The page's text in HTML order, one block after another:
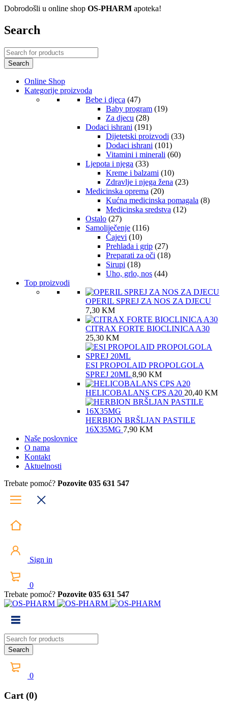
Dobrodošli u online shop OS-PHARM apoteka!
Search
Online Shop
Kategorije proizvoda
Bebe i djeca (47)
Baby program (19)
Za djecu (28)
Dodaci ishrani (191)
Dijetetski proizvodi (33)
Dodaci ishrani (101)
Vitamini i minerali (60)
Ljepota i njega (33)
Kreme i balzami (10)
Zdravlje i njega žena (23)
Medicinska oprema (20)
Kućna medicinska pomagala (8)
Medicinska sredstva (12)
Ostalo (27)
Samoliječenje (116)
Čajevi (10)
Prehlada i grip (27)
Preparati za oči (18)
Sirupi (18)
Uho, grlo, nos (44)
Top proizvodi
OPERIL SPREJ ZA NOS ZA DJECU
7,30 KM
CITRAX FORTE BIOCLINICA A30
25,30 KM
ESI PROPOLAID PROPOLGOLA
SPREJ 20ML 8,90 KM
HELICOBALANS CPS A20 20,40 KM
HERBION BRŠLJAN PASTILE
16X35MG 7,90 KM
Naše poslovnice
O nama
Kontakt
Aktuelnosti
Trebate pomoć? Pozovite 035 631 547
Sign in
0
Trebate pomoć? Pozovite 035 631 547
0
Cart (0)